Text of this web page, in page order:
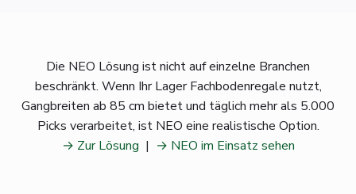
Die NEO Lösung ist nicht auf einzelne Branchen
beschränkt. Wenn Ihr Lager Fachbodenregale nutzt,
Gangbreiten ab 85 cm bietet und täglich mehr als 5.000
Picks verarbeitet, ist NEO eine realistische Option.
→ Zur Lösung | → NEO im Einsatz sehen